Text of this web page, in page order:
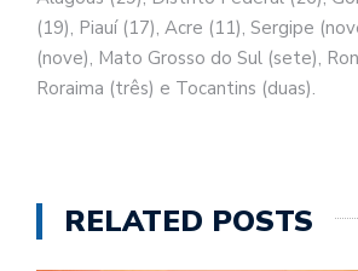
(19), Piauí (17), Acre (11), Sergipe
(nove), Mato Grosso do Sul (sete),
Roraima (três) e Tocantins (duas).
RELATED POSTS